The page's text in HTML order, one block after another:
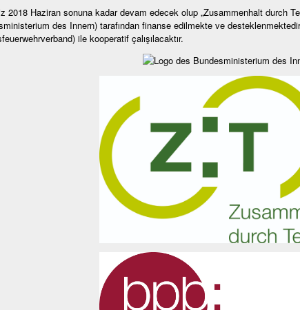
2018 Haziran sonuna kadar devam edecek olup „Zusammenhalt durch
des Innern) tarafından finanse edilmekte ve
ile kooperatif çalışılacaktır.